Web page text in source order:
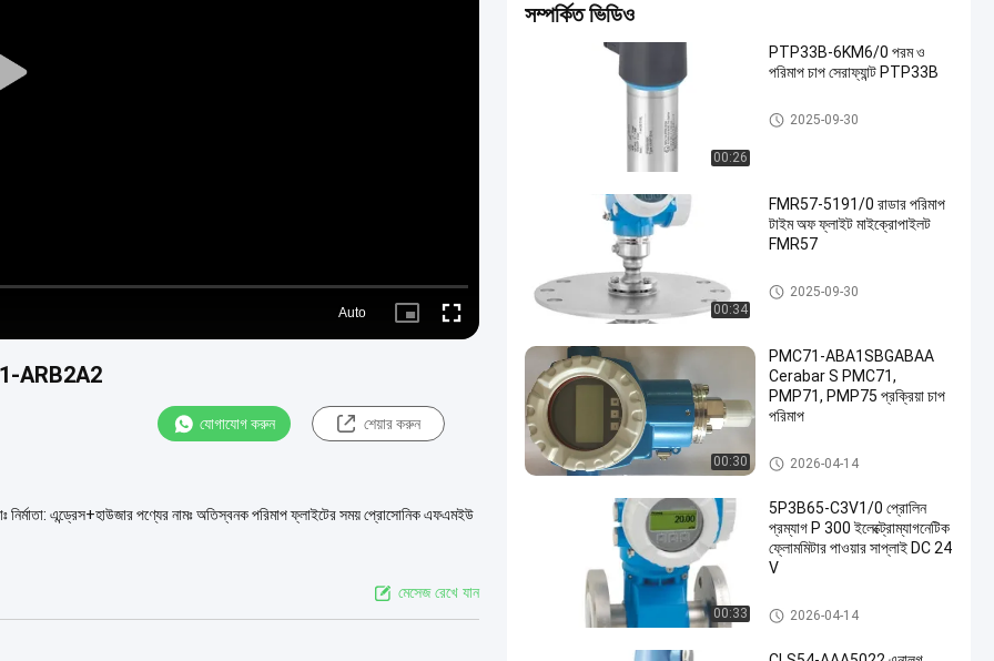
Play
Auto
Picture- Fullscreen
ARB2A2
যোগাযোগ করুন শেয়ার করুন
এন্ড্রেস+হাউজার পণ্যের নামঃ অতিস্বনক পরিমাপ ফ্লাইটের সময় প্রোসোনিক এফএমইউ
মেসেজ রেখে যান
সম্পর্কিত ভিডিও
00:26
PTP33B-6KM6/0 পরম ও
পরিমাপ চাপ সেরাফ্যান্ট PTP33B
E&H ইনস্ট্রুমেন্ট
2025-09-30
00:34
FMR57-5191/0 রাডার পরিমাপ
টাইম অফ ফ্লাইট মাইক্রোপাইলট
FMR57
E&H ইনস্ট্রুমেন্ট
2025-09-30
00:30
PMC71-ABA1SBGABAA
Cerabar S PMC71,
PMP71, PMP75 প্রক্রিয়া চাপ
পরিমাপ
E&H ইনস্ট্রুমেন্ট
2026-04-14
00:33
5P3B65-C3V1/0 প্রোলিন
প্রম্যাগ P 300 ইলেক্ট্রোম্যাগনেটিক
ফ্লোমমিটার পাওয়ার সাপ্লাই DC 24
V
E&H ইনস্ট্রুমেন্ট
2026-04-14